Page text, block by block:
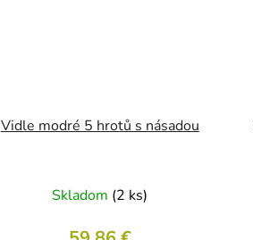
Vidle modré 5 hrotů s násadou
Skladom (2 ks)